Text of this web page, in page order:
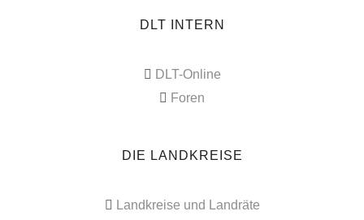
DLT INTERN
DLT-Online
Foren
DIE LANDKREISE
Landkreise und Landräte